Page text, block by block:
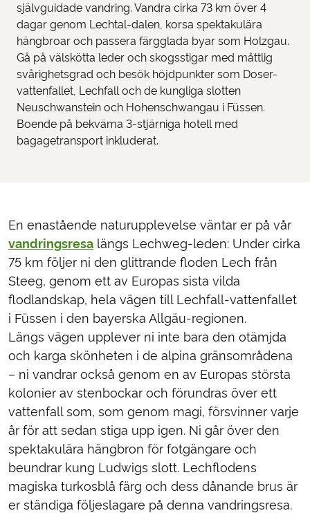
självguidade vandring. Vandra cirka 73 km över 4
dagar genom Lechtal-dalen, korsa spektakulära
hängbroar och passera färgglada byar som Holzgau.
Gå på välskötta leder och skogsstigar med måttlig
svårighetsgrad och besök höjdpunkter som Doser-
vattenfallet, Lechfall och de kungliga slotten
Neuschwanstein och Hohenschwangau i Füssen.
Boende på bekväma 3-stjärniga hotell med
bagagetransport inkluderat.
En enastående naturupplevelse väntar er på vår
vandringsresa längs Lechweg-leden: Under cirka
75 km följer ni den glittrande floden Lech från
Steeg, genom ett av Europas sista vilda
flodlandskap, hela vägen till Lechfall-vattenfallet
i Füssen i den bayerska Allgäu-regionen.
Längs vägen upplever ni inte bara den otämjda
och karga skönheten i de alpina gränsområdena
– ni vandrar också genom en av Europas största
kolonier av stenbockar och förundras över ett
vattenfall som, som genom magi, försvinner varje
år för att sedan stiga upp igen. Ni går över den
spektakulära hängbron för fotgängare och
beundrar kung Ludwigs slott. Lechflodens
magiska turkosblå färg och dess dånande brus är
er ständiga följeslagare på denna vandringsresa.